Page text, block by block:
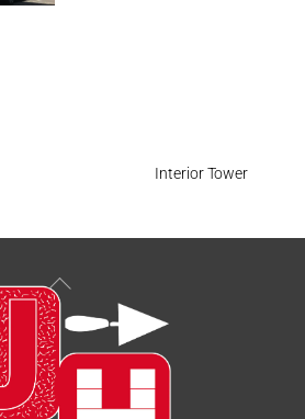
Interior Tower
Back
To
Top